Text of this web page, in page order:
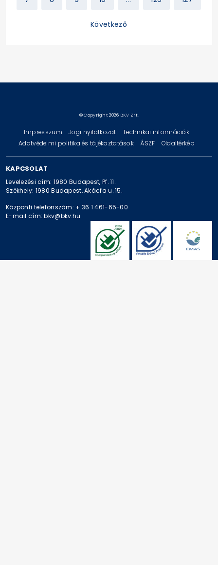
Következő
© Copyright 2026 BKV Zrt.
Impresszum Jogi nyilatkozat
Technikai információk
Adatvédelmi politika és tájékoztatások
ÁSZF Oldaltérkép
KAPCSOLAT
Levelezési cím: 1980 Budapest, Pf. 11.
Székhely: 1980 Budapest, Akácfa u. 15.
Központi telefonszám: + 36 1 461-65-00
E-mail cím: bkv@bkv.hu